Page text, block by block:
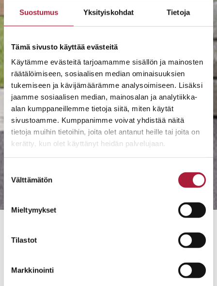
Suostumus Yksityiskohdat Tietoja
Tämä sivusto käyttää evästeitä
Käytämme evästeitä tarjoamamme sisällön ja mainosten
räätälöimiseen, sosiaalisen median ominaisuuksien
tukemiseen ja kävijämäärämme analysoimiseen. Lisäksi
jaamme sosiaalisen median, mainosalan ja analytiikka-
alan kumppaneillemme tietoja siitä, miten käytät
sivustoamme. Kumppanimme voivat yhdistää näitä
tietoja muihin tietoihin, joita olet antanut heille tai joita on
kerätty, kun olet käyttänyt heidän palvelujaan.
valinta
Välttämätön
Mieltymykset
Tilastot
Markkinointi